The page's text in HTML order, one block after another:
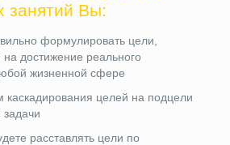
занятий Вы:
формулировать цели,
достижение реального
жизненной сфере
каскадирования целей на подцели
расставлять цели по